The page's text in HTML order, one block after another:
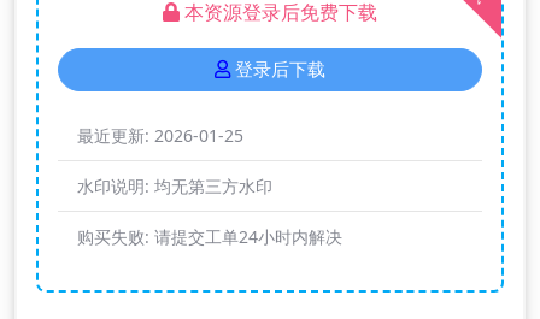
本资源登录后免费下载
登录后下载
最近更新: 2026-01-25
水印说明: 均无第三方水印
购买失败: 请提交工单24小时内解决